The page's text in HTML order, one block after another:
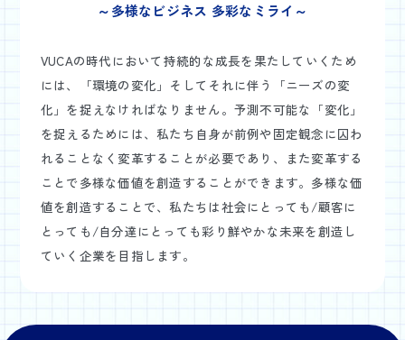
～多様なビジネス 多彩なミライ～
VUCAの時代において持続的な成長を果たしていくため
には、「環境の変化」そしてそれに伴う「ニーズの変
化」を捉えなければなりません。予測不可能な「変化」
を捉えるためには、私たち自身が前例や固定観念に囚わ
れることなく変革することが必要であり、また変革する
ことで多様な価値を創造することができます。多様な価
値を創造することで、私たちは社会にとっても/顧客に
とっても/自分達にとっても彩り鮮やかな未来を創造し
ていく企業を目指します。